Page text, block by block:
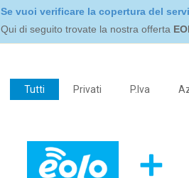
Se vuoi verificare la copertura del
Qui di seguito trovate la nostra offerta
Tutti Privati P.Iva